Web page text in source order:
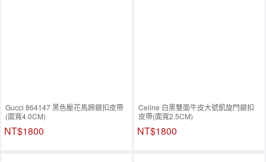
Gucci 864147 黑色壓花馬蹄銀扣皮帶
(面寬4.0CM)
NT$1800
Celine 白黑雙面牛皮大號凱旋門銀扣
皮帶(面寬2.5CM)
NT$1800